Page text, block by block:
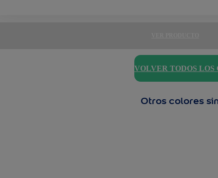
VOLVER TODOS LOS
Otros colores